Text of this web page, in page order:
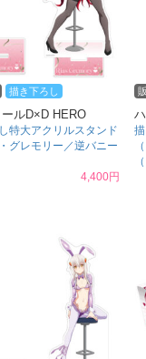
描き下ろし
ルD×D HERO
特大アクリルスタンド
グレモリー／逆バニー
4,400円